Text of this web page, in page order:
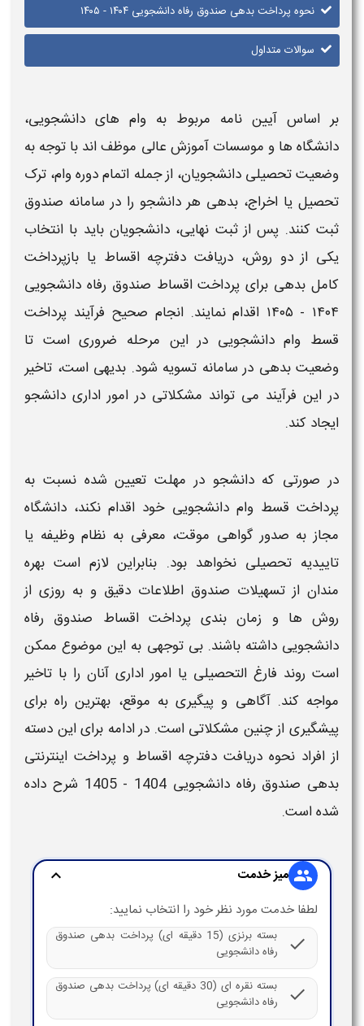
نحوه پرداخت بدهی صندوق رفاه دانشجویی ۱۴۰۴ - ۱۴۰۵
سوالات متداول
بر اساس آیین‌ نامه مربوط به وام‌ های دانشجویی،
دانشگاه‌ ها و موسسات آموزش عالی موظف‌ اند با توجه به
وضعیت تحصیلیدانشجویان، از جمله اتمام دوره وام، ترک
تحصیل یا اخراج، بدهی هردانشجو را در سامانه صندوق
ثبت کنند. پس از ثبت نهایی، دانشجویان باید با انتخاب
یکی از دو روش، دریافت دفترچه اقساط یا بازپرداخت
کامل بدهی برای پرداخت اقساط صندوق رفاه دانشجویی
۱۴۰۴ - ۱۴۰۵
اقدام نمایند. انجام صحیح فرآیند پرداخت
قسط وام دانشجویی در این مرحله ضروری است تا
وضعیتبدهی در سامانه تسویه شود. بدیهی است، تاخیر
در این فرآیند می‌ تواند مشکلاتی در امور اداری دانشجو
ایجاد کند.
در صورتی کهدانشجو در مهلت تعیین‌ شده نسبت به
پرداخت قسط وام دانشجویی خود اقدام نکند، دانشگاه
مجاز به صدور گواهی موقت، معرفی به نظام وظیفه یا
تاییدیه تحصیلی نخواهد بود. بنابراین لازم است بهره‌
مندان از تسهیلات صندوق اطلاعات دقیق و به‌ روزی از
روش‌ ها و زمان‌ بندیپرداخت اقساط صندوق رفاه
دانشجویی داشته باشند. بی‌ توجهی به این موضوع ممکن
است روند فارغ‌ التحصیلی یا امور اداری آنان را با تاخیر
مواجه کند. آگاهی و پیگیری به‌ موقع، بهترین راه برای
پیشگیری از چنین مشکلاتی است. در ادامه برای این دسته
از افراد نحوه دریافت دفترچه اقساط و پرداخت اینترنتی
بدهی صندوق رفاه دانشجویی 1404 - 1405
شرح داده
شده است.
group میز خدمت expand_more
لطفا خدمت مورد نظر خود را انتخاب نمایید:
check
بسته برنزی (15 دقیقه ای) پرداخت بدهی صندوق
رفاه دانشجویی
check
بسته نقره ای (30 دقیقه ای) پرداخت بدهی صندوق
رفاه دانشجویی